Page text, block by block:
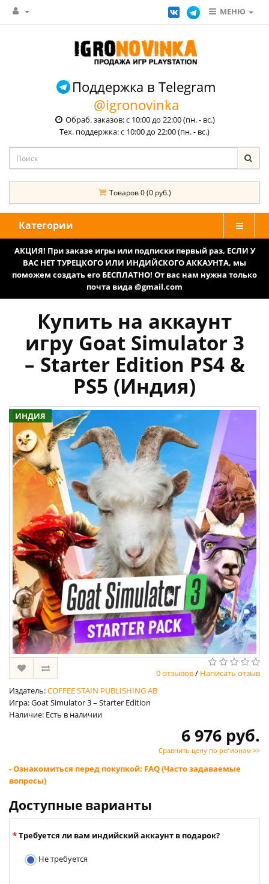
МЕНЮ
Поддержка в Telegram
@igronovinka
Обраб. заказов: с 10:00 до 22:00 (пн. - вс.)
Тех. поддержка: с 10:00 до 22:00 (пн. - вс.)
Товаров 0 (0 руб.)
Категории
АКЦИЯ! При заказе игры или подписки первый раз, ЕСЛИ У
ВАС НЕТ ТУРЕЦКОГО ИЛИ ИНДИЙСКОГО АККАУНТА, мы
поможем создать его БЕСПЛАТНО! От вас нам нужна только
почта вида @gmail.com
Купить на аккаунт
игру Goat Simulator 3
– Starter Edition PS4 &
PS5 (Индия)
ИНДИЯ
0 отзывов/ Написать отзыв
Издатель:COFFEE STAIN PUBLISHING AB
Игра: Goat Simulator 3 – Starter Edition
Наличие: Есть в наличии
6 976 руб.
Сравнить цену по регионам >>
- Ознакомиться перед покупкой: FAQ (Часто задаваемые
вопросы)
Доступные варианты
Требуется ли вам индийский аккаунт в подарок?
Не требуется